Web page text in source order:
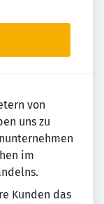
von
uns zu
im
Kunden das